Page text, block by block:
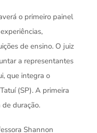
o primeiro painel
de ensino. O juiz
a representantes
que integra o
(SP). A primeira
duração.
Shannon